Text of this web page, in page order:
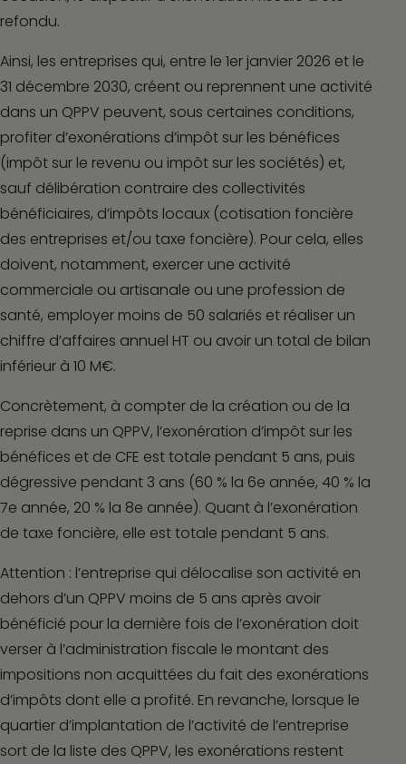
refondu.
Ainsi, les entreprises qui, entre le 1er janvier 2026 et le
31 décembre 2030, créent ou reprennent une activité
dans un QPPV peuvent, sous certaines conditions,
profiter d’exonérations d’impôt sur les bénéfices
(impôt sur le revenu ou impôt sur les sociétés) et,
sauf délibération contraire des collectivités
bénéficiaires, d’impôts locaux (cotisation foncière
des entreprises et/ou taxe foncière). Pour cela, elles
doivent, notamment, exercer une activité
commerciale ou artisanale ou une profession de
santé, employer moins de 50 salariés et réaliser un
chiffre d’affaires annuel HT ou avoir un total de bilan
inférieur à 10 M€.
Concrètement, à compter de la création ou de la
reprise dans un QPPV, l’exonération d’impôt sur les
bénéfices et de CFE est totale pendant 5 ans, puis
dégressive pendant 3 ans (60 % la 6e année, 40 % la
7e année, 20 % la 8e année). Quant à l’exonération
de taxe foncière, elle est totale pendant 5 ans.
Attention : l’entreprise qui délocalise son activité en
dehors d’un QPPV moins de 5 ans après avoir
bénéficié pour la dernière fois de l’exonération doit
verser à l’administration fiscale le montant des
impositions non acquittées du fait des exonérations
d’impôts dont elle a profité. En revanche, lorsque le
quartier d’implantation de l’activité de l’entreprise
sort de la liste des QPPV, les exonérations restent